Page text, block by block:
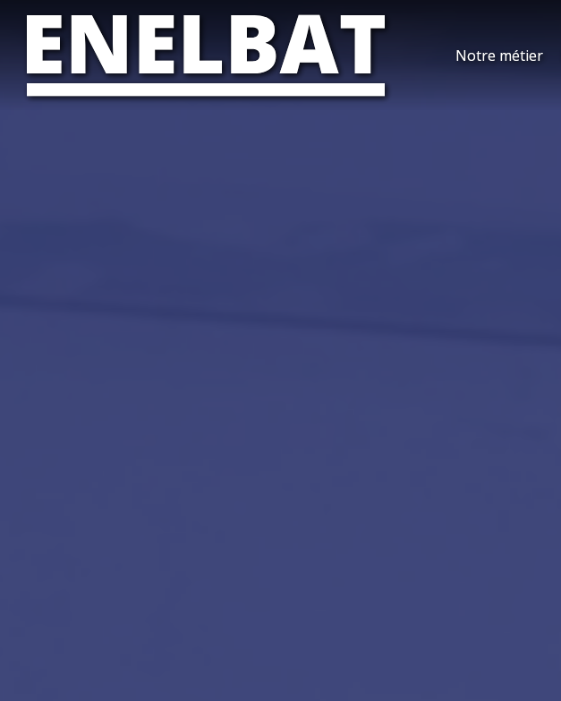
Notre métier
Notre métier